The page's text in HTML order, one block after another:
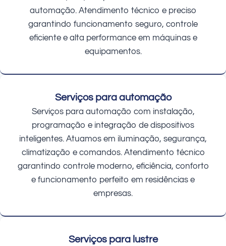
automação. Atendimento técnico e preciso
garantindo funcionamento seguro, controle
eficiente e alta performance em máquinas e
equipamentos.
Serviços para automação
Serviços para automação com instalação,
programação e integração de dispositivos
inteligentes. Atuamos em iluminação, segurança,
climatização e comandos. Atendimento técnico
garantindo controle moderno, eficiência, conforto
e funcionamento perfeito em residências e
empresas.
Serviços para lustre